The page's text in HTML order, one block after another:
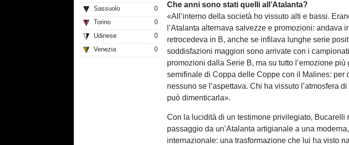
Sassuolo
0
Torino
0
Udinese
0
Venezia
0
Che anni sono stati quelli all’Atalanta?
«All’interno della società ho vissuto alti e bassi.
l’Atalanta alternava salvezze e promozioni: andava
retrocedeva in B, anche se infilava lunghe serie
soddisfazioni maggiori sono arrivate con i
promozioni dalla Serie B, ma su tutto l’emozione più
semifinale di Coppa delle Coppe con il Malines: per
nessuno se l’aspettava. Chi ha vissuto l’atmosfera
può dimenticarla».
Con la lucidità di un testimone privilegiato, Bucarelli
passaggio da un’Atalanta artigianale a una
internazionale: una trasformazione che lui ha visto